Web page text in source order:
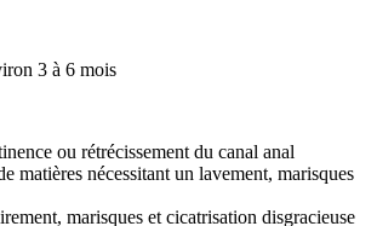
3 à 6 mois
ou rétrécissement du canal anal
matières nécessitant un lavement, marisques
marisques et cicatrisation disgracieuse